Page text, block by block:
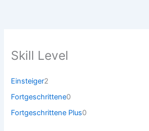
Skill Level
Einsteiger2
r
o
Fortgeschrittene00
Fortgeschrittene Plus00